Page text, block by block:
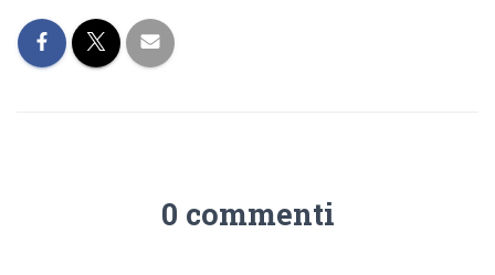
0 commenti